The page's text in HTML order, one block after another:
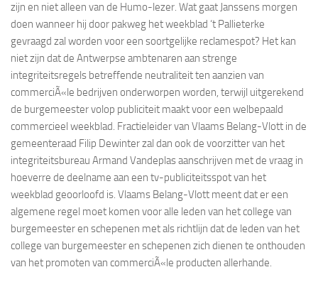
zijn en niet alleen van de Humo-lezer. Wat gaat Janssens morgen
doen wanneer hij door pakweg het weekblad ‘t Pallieterke
gevraagd zal worden voor een soortgelijke reclamespot? Het kan
niet zijn dat de Antwerpse ambtenaren aan strenge
integriteitsregels betreffende neutraliteit ten aanzien van
commerciÃ«le bedrijven onderworpen worden, terwijl uitgerekend
de burgemeester volop publiciteit maakt voor een welbepaald
commercieel weekblad. Fractieleider van Vlaams Belang-Vlott in de
gemeenteraad Filip Dewinter zal dan ook de voorzitter van het
integriteitsbureau Armand Vandeplas aanschrijven met de vraag in
hoeverre de deelname aan een tv-publiciteitsspot van het
weekblad geoorloofd is. Vlaams Belang-Vlott meent dat er een
algemene regel moet komen voor alle leden van het college van
burgemeester en schepenen met als richtlijn dat de leden van het
college van burgemeester en schepenen zich dienen te onthouden
van het promoten van commerciÃ«le producten allerhande.